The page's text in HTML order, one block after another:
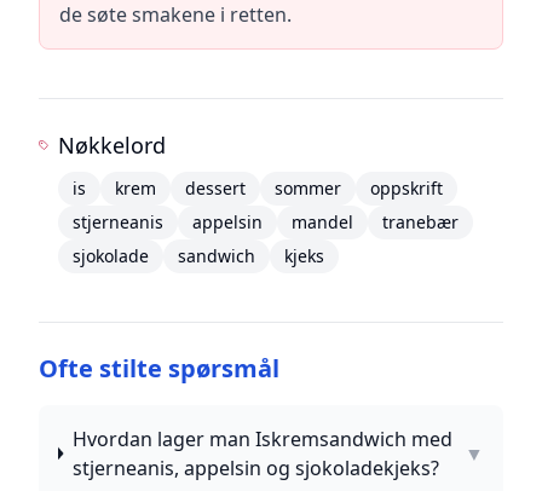
de søte smakene i retten.
Nøkkelord
is krem dessert sommer
oppskrift
stjerneanis
appelsin mandel
tranebær
sjokolade
sandwich kjeks
Ofte stilte spørsmål
Hvordan lager man Iskremsandwich med
stjerneanis, appelsin og sjokoladekjeks?
▼